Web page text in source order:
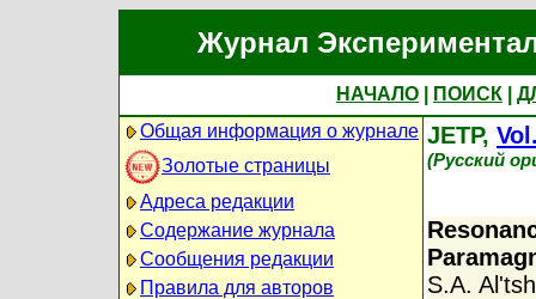
Журнал
НАЧАЛО ПОИСК
Общая информация о журнале
Золотые страницы
Адреса редакции
Содержание журнала
Сообщения редакции
Правила для авторов
JETP,
(Русский
S.A.